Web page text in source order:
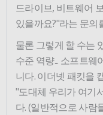
드라이브, 비트웨어
있을까요?"라는 문의
물론 그렇게 할 수는
수준 역량... 소프트
니다. 이더넷 패킷을
"도대체 우리가 여기
다. (일반적으로 사람